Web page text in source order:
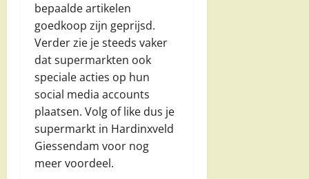
bepaalde artikelen
goedkoop zijn geprijsd.
Verder zie je steeds vaker
dat supermarkten ook
speciale acties op hun
social media accounts
plaatsen. Volg of like dus je
supermarkt in Hardinxveld
Giessendam voor nog
meer voordeel.